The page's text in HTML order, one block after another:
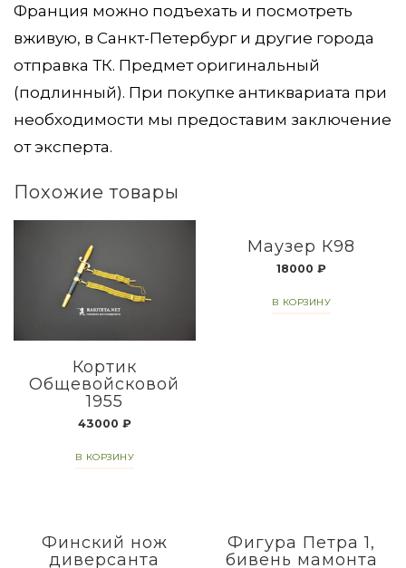
Франция можно подъехать и посмотреть
вживую, в Санкт-Петербург и другие города
отправка ТК. Предмет оригинальный
(подлинный). При покупке антиквариата при
необходимости мы предоставим заключение
от эксперта.
Похожие товары
Кортик
Общевойсковой
1955
43000 ₽
В КОРЗИНУ
Маузер К98
18000₽
В КОРЗИНУ
Финский нож
диверсанта
Фигура Петра 1,
бивень мамонта